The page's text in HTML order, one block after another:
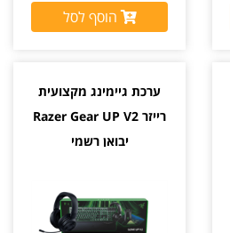
הוסף לסל
ערכת גיימינג מקצועית
רייזר Razer Gear UP V2
יבואן רשמי